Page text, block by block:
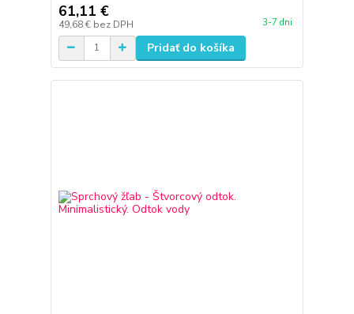
61,11 €
49,68 € bez DPH 3-7 dni
Pridať do košíka